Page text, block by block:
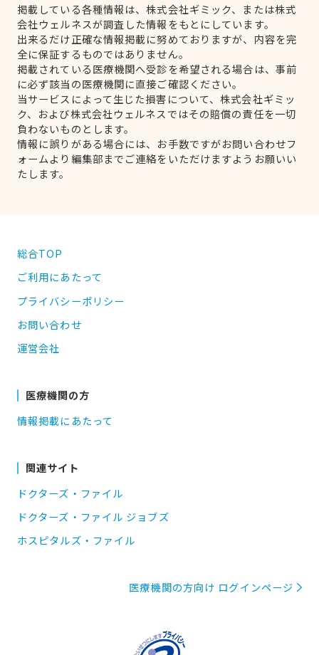
掲載している各種情報は、株式会社ギミック、または株式
会社ウェルネスが調査した情報をもとにしています。
出来るだけ正確な情報掲載に努めておりますが、内容を完
全に保証するものではありません。
掲載されている医療機関へ受診を希望される場合は、事前
に必ず該当の医療機関に直接ご確認ください。
当サービスによって生じた損害について、株式会社ギミッ
ク、および株式会社ウェルネスではその賠償の責任を一切
負わないものとします。
情報に誤りがある場合には、お手数ですがお問い合わせフ
ォームより編集部までご連絡をいただけますようお願いい
たします。
総合TOP
ご利用にあたって
プライバシーポリシー
お問い合わせ
運営会社
医療機関の方
情報掲載にあたって
関連サイト
ドクターズ・ファイル
ドクターズ・ファイル ジョブズ
ホスピタルズ・ファイル
医療機関の方向け ログインページ